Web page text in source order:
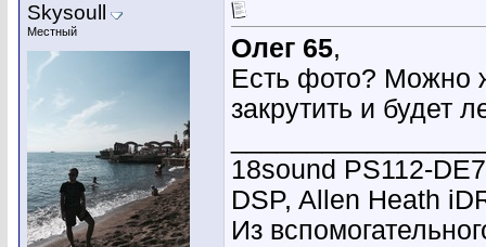
Skysoull
Местный
Олег 65,
Есть фото? Можно
закрутить и будет
18sound PS112-
DSP, Allen Heath
Из